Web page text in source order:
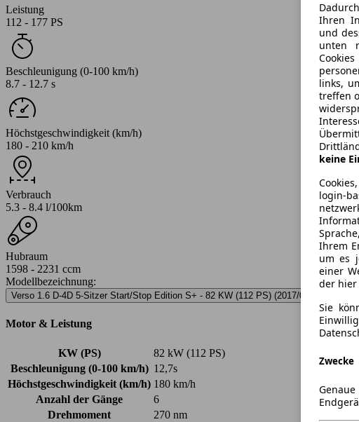
Leistung
112 - 177 PS
Beschleunigung (0-100 km/h)
8.7 - 12.7 s
Höchstgeschwindigkeit (km/h)
180 - 210 km/h
Verbrauch
5.3 - 8.4 l/100km
Hubraum
1598 - 2231 ccm
Modellbezeichnung:
Verso 1.6 D-4D 5-Sitzer Start/Stop Edition S+ - 82 KW (112 PS) (2017/04 - 2019/12)
Motor & Leistung
KW (PS)
82 kW (112 PS)
Beschleunigung (0-100 km/h) 12,7s
Höchstgeschwindigkeit (km/h) 180 km/h
Anzahl der Gänge
6
Drehmoment
270 nm
Ihren
und
unten
links,
treffen
keine
login-
Ihrem
um es
einer
der hier
Sie
Zwecke